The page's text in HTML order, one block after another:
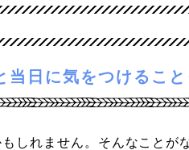
日に気をつけること
しれません。そんなことが